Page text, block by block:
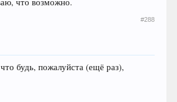
#288
будь, пожалуйста (ещё раз),